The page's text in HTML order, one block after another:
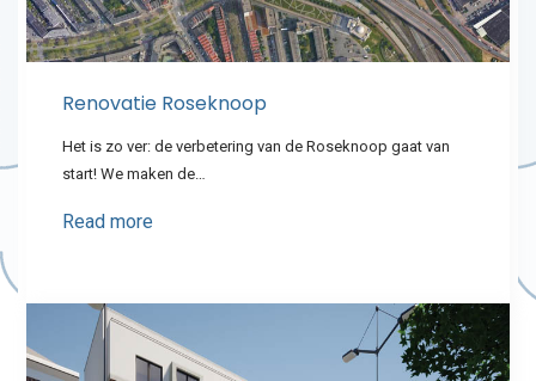
Renovatie Roseknoop
Het is zo ver: de verbetering van de Roseknoop gaat van
start! We maken de…
Read more